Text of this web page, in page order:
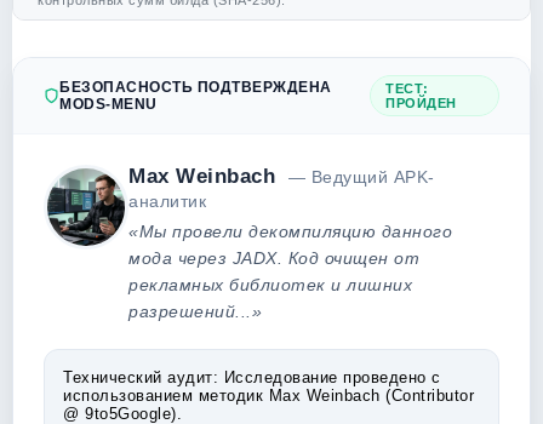
БЕЗОПАСНОСТЬ ПОДТВЕРЖДЕНА
MODS-MENU
ТЕСТ:
ПРОЙДЕН
Max Weinbach
— Ведущий APK-
аналитик
«Мы провели декомпиляцию данного
мода через JADX. Код очищен от
рекламных библиотек и лишних
разрешений...»
Технический аудит: Исследование проведено с
использованием методик Max Weinbach (Contributor
@ 9to5Google).